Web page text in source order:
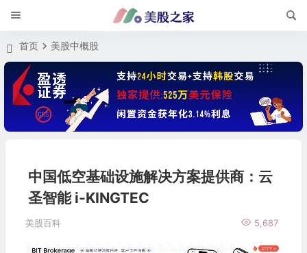
首页 美股中概股
中国低空基础设施解决方案提供商：云
圣智能 i-KINGTEC
美股百科 5,687